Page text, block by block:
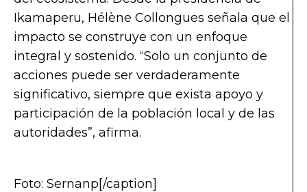
Ikamaperu, Hélène Collongues señala que el
impacto se construye con un enfoque
integral y sostenido. “Solo un conjunto de
acciones puede ser verdaderamente
significativo, siempre que exista apoyo y
participación de la población local y de las
autoridades”, afirma.
Foto: Sernanp[/caption]